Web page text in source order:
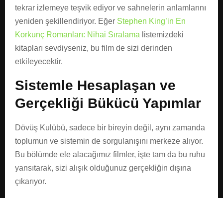
tekrar izlemeye teşvik ediyor ve sahnelerin anlamlarını
yeniden şekillendiriyor. Eğer Stephen King’in En
Korkunç Romanları: Nihai Sıralama listemizdeki
kitapları sevdiyseniz, bu film de sizi derinden
etkileyecektir.
Sistemle Hesaplaşan ve
Gerçekliği Bükücü Yapımlar
Dövüş Kulübü, sadece bir bireyin değil, aynı zamanda
toplumun ve sistemin de sorgulanışını merkeze alıyor.
Bu bölümde ele alacağımız filmler, işte tam da bu ruhu
yansıtarak, sizi alışık olduğunuz gerçekliğin dışına
çıkarıyor.